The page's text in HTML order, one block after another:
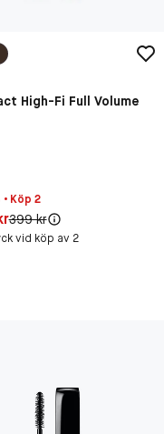
High-Fi Full Volume
Köp 2
kr
Original pris:
399 kr
vid köp av 2